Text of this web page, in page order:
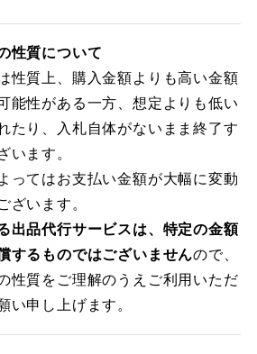
性質について
性質上、購入金額よりも高い金額
能性がある一方、想定よりも低い
たり、入札自体がないまま終了す
います。
ってはお支払い金額が大幅に変動
ざいます。
出品代行サービスは、特定の金額
するものではございませんので、
性質をご理解のうえご利用いただ
い申し上げます。